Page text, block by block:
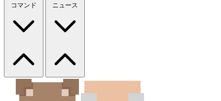
コマンド ニュース